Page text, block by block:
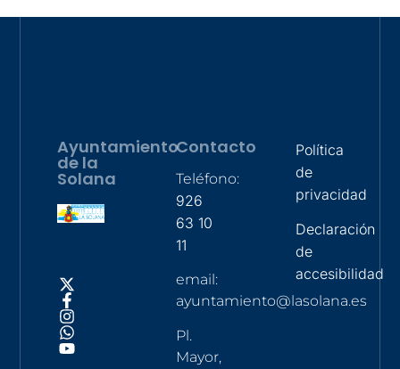
Ayuntamiento
de la
Solana
Contacto
Teléfono:
926
63 10
11
email:
ayuntamiento@lasolana.es
Pl.
Mayor,
Política
de
privacidad
Declaración
de
accesibilidad